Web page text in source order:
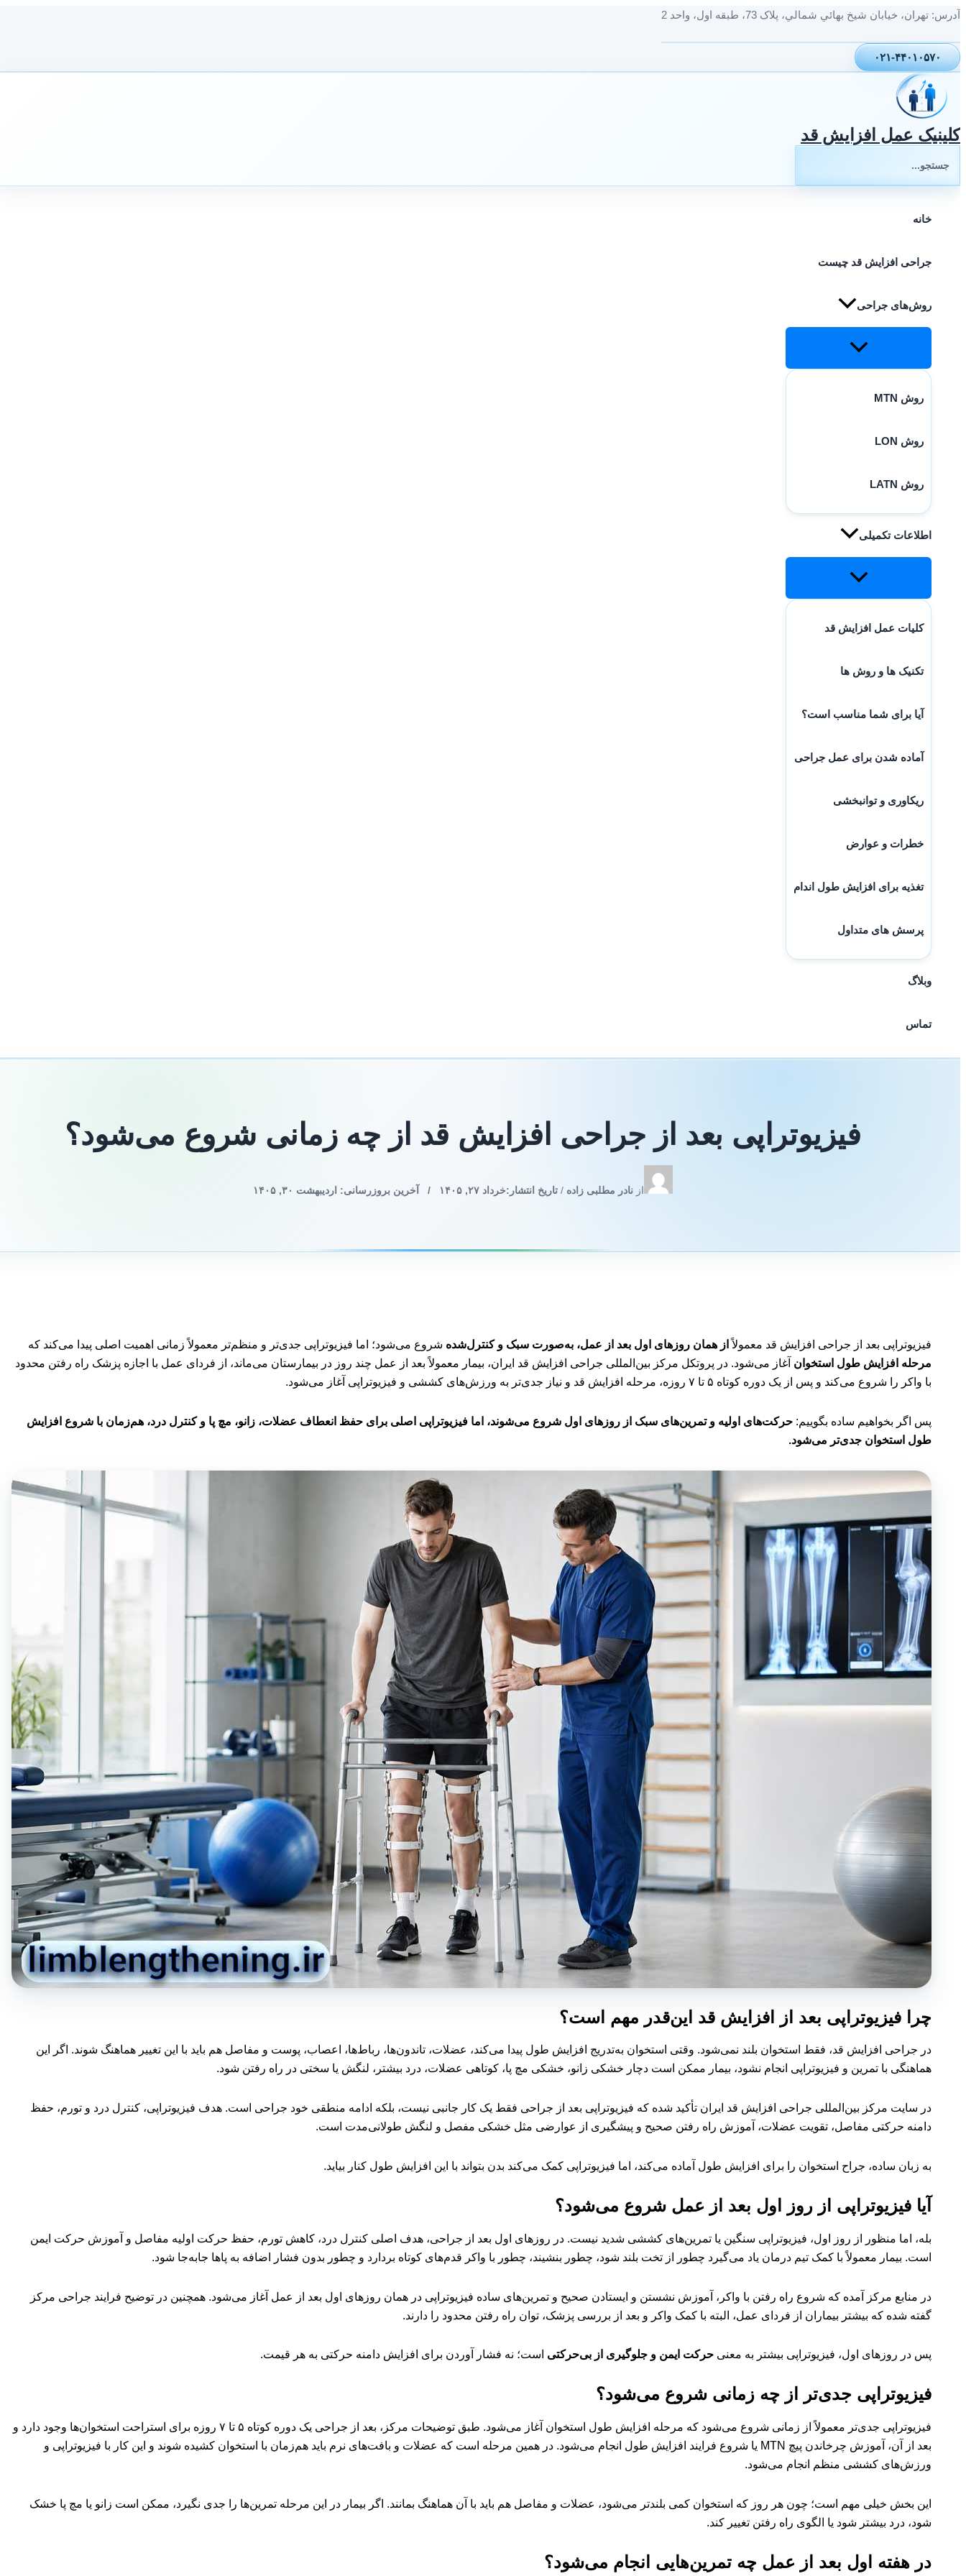
پرش
محتوا
آدرس: تهران، خيابان شيخ بهائي شمالي، پلاک 73، طبقه اول، واحد 2
۰۲۱-۴۴۰۱۰۵۷۰
کلینیک عمل افزایش قد
خانه
جراحی افزایش قد چیست
روش‌های جراحی
روش MTN
روش LON
روش LATN
اطلاعات تکمیلی
کلیات عمل افزایش قد
تکنیک ها و روش ها
آیا برای شما مناسب است؟
آماده شدن برای عمل جراحی
ریکاوری و توانبخشی
خطرات و عوارض
تغذیه برای افزایش طول اندام
پرسش های متداول
وبلاگ
تماس
فیزیوتراپی بعد از جراحی افزایش قد از چه زمانی شروع می‌شود؟
از نادر مطلبی زاده / تاریخ انتشار:خرداد ۲۷, ۱۴۰۵ / آخرین بروزرسانی: اردیبهشت ۳۰, ۱۴۰۵
فیزیوتراپی بعد از جراحی افزایش قد معمولاً از همان روزهای اول بعد از عمل، به‌صورت سبک و کنترل‌شده شروع می‌شود؛ اما فیزیوتراپی جدی‌تر و منظم‌تر معمولاً زمانی اهمیت اصلی پیدا می‌کند که
مرحله افزایش طول استخوان آغاز می‌شود. در پروتکل مرکز بین‌المللی جراحی افزایش قد ایران، بیمار معمولاً بعد از عمل چند روز در بیمارستان می‌ماند، از فردای عمل با اجازه پزشک راه رفتن محدود
با واکر را شروع می‌کند و پس از یک دوره کوتاه ۵ تا ۷ روزه، مرحله افزایش قد و نیاز جدی‌تر به ورزش‌های کششی و فیزیوتراپی آغاز می‌شود.
پس اگر بخواهیم ساده بگوییم: حرکت‌های اولیه و تمرین‌های سبک از روزهای اول شروع می‌شوند، اما فیزیوتراپی اصلی برای حفظ انعطاف عضلات، زانو، مچ پا و کنترل درد، هم‌زمان با شروع افزایش
طول استخوان جدی‌تر می‌شود.
چرا فیزیوتراپی بعد از افزایش قد این‌قدر مهم است؟
در جراحی افزایش قد، فقط استخوان بلند نمی‌شود. وقتی استخوان به‌تدریج افزایش طول پیدا می‌کند، عضلات، تاندون‌ها، رباط‌ها، اعصاب، پوست و مفاصل هم باید با این تغییر هماهنگ شوند. اگر این
هماهنگی با تمرین و فیزیوتراپی انجام نشود، بیمار ممکن است دچار خشکی زانو، خشکی مچ پا، کوتاهی عضلات، درد بیشتر، لنگش یا سختی در راه رفتن شود.
در سایت مرکز بین‌المللی جراحی افزایش قد ایران تأکید شده که فیزیوتراپی بعد از جراحی فقط یک کار جانبی نیست، بلکه ادامه منطقی خود جراحی است. هدف فیزیوتراپی، کنترل درد و تورم، حفظ
دامنه حرکتی مفاصل، تقویت عضلات، آموزش راه رفتن صحیح و پیشگیری از عوارضی مثل خشکی مفصل و لنگش طولانی‌مدت است.
به زبان ساده، جراح استخوان را برای افزایش طول آماده می‌کند، اما فیزیوتراپی کمک می‌کند بدن بتواند با این افزایش طول کنار بیاید.
آیا فیزیوتراپی از روز اول بعد از عمل شروع می‌شود؟
بله، اما منظور از روز اول، فیزیوتراپی سنگین یا تمرین‌های کششی شدید نیست. در روزهای اول بعد از جراحی، هدف اصلی کنترل درد، کاهش تورم، حفظ حرکت اولیه مفاصل و آموزش حرکت ایمن
است. بیمار معمولاً با کمک تیم درمان یاد می‌گیرد چطور از تخت بلند شود، چطور بنشیند، چطور با واکر قدم‌های کوتاه بردارد و چطور بدون فشار اضافه به پاها جابه‌جا شود.
در منابع مرکز آمده که شروع راه رفتن با واکر، آموزش نشستن و ایستادن صحیح و تمرین‌های ساده فیزیوتراپی در همان روزهای اول بعد از عمل آغاز می‌شود. همچنین در توضیح فرایند جراحی مرکز
گفته شده که بیشتر بیماران از فردای عمل، البته با کمک واکر و بعد از بررسی پزشک، توان راه رفتن محدود را دارند.
پس در روزهای اول، فیزیوتراپی بیشتر به معنی حرکت ایمن و جلوگیری از بی‌حرکتی است؛ نه فشار آوردن برای افزایش دامنه حرکتی به هر قیمت.
فیزیوتراپی جدی‌تر از چه زمانی شروع می‌شود؟
فیزیوتراپی جدی‌تر معمولاً از زمانی شروع می‌شود که مرحله افزایش طول استخوان آغاز می‌شود. طبق توضیحات مرکز، بعد از جراحی یک دوره کوتاه ۵ تا ۷ روزه برای استراحت استخوان‌ها وجود دارد و
بعد از آن، آموزش چرخاندن پیچ MTN یا شروع فرایند افزایش طول انجام می‌شود. در همین مرحله است که عضلات و بافت‌های نرم باید هم‌زمان با استخوان کشیده شوند و این کار با فیزیوتراپی و
ورزش‌های کششی منظم انجام می‌شود.
این بخش خیلی مهم است؛ چون هر روز که استخوان کمی بلندتر می‌شود، عضلات و مفاصل هم باید با آن هماهنگ بمانند. اگر بیمار در این مرحله تمرین‌ها را جدی نگیرد، ممکن است زانو یا مچ پا خشک
شود، درد بیشتر شود یا الگوی راه رفتن تغییر کند.
در هفته اول بعد از عمل چه تمرین‌هایی انجام می‌شود؟